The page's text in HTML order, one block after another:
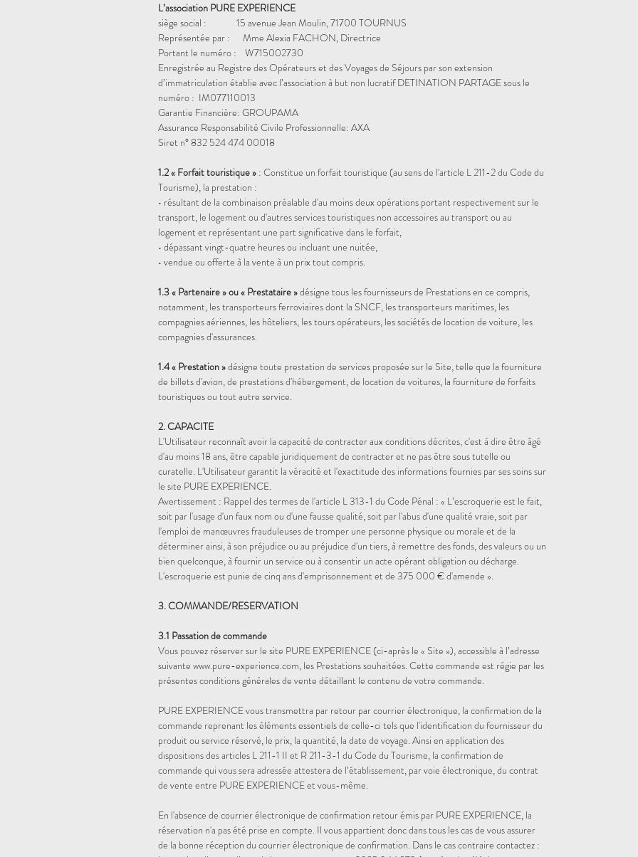
L’association PURE EXPERIENCE
siège social : 15 avenue Jean Moulin, 71700 TOURNUS
Représentée par : Mme Alexia FACHON, Directrice
Portant le numéro : W715002730
Enregistrée au Registre des Opérateurs et des Voyages de Séjours par son extension
d’immatriculation établie avec l’association à but non lucratif DETINATION PARTAGE sous le
numéro : IM077110013
Garantie Financière: GROUPAMA
Assurance Responsabilité Civile Professionnelle: AXA
Siret n° 832 524 474 00018
1.2 « Forfait touristique » : Constitue un forfait touristique (au sens de l'article L 211-2 du Code du
Tourisme), la prestation :
• résultant de la combinaison préalable d'au moins deux opérations portant respectivement sur le
transport, le logement ou d'autres services touristiques non accessoires au transport ou au
logement et représentant une part significative dans le forfait,
• dépassant vingt-quatre heures ou incluant une nuitée,
• vendue ou offerte à la vente à un prix tout compris.
1.3 « Partenaire » ou « Prestataire »désigne tous les fournisseurs de Prestations en ce compris,
notamment, les transporteurs ferroviaires dont la SNCF, les transporteurs maritimes, les
compagnies aériennes, les hôteliers, les tours opérateurs, les sociétés de location de voiture, les
compagnies d'assurances.
1.4 « Prestation »désigne toute prestation de services proposée sur le Site, telle que la fourniture
de billets d'avion, de prestations d'hébergement, de location de voitures, la fourniture de forfaits
touristiques ou tout autre service.
2. CAPACITE
L'Utilisateur reconnaît avoir la capacité de contracter aux conditions décrites, c'est à dire être âgé
d'au moins 18 ans, être capable juridiquement de contracter et ne pas être sous tutelle ou
curatelle. L'Utilisateur garantit la véracité et l'exactitude des informations fournies par ses soins sur
le site PURE EXPERIENCE.
Avertissement : Rappel des termes de l'article L 313-1 du Code Pénal : « L’escroquerie est le fait,
soit par l'usage d'un faux nom ou d'une fausse qualité, soit par l'abus d'une qualité vraie, soit par
l'emploi de manœuvres frauduleuses de tromper une personne physique ou morale et de la
déterminer ainsi, à son préjudice ou au préjudice d'un tiers, à remettre des fonds, des valeurs ou un
bien quelconque, à fournir un service ou à consentir un acte opérant obligation ou décharge.
L'escroquerie est punie de cinq ans d'emprisonnement et de 375 000 € d'amende ».
3. COMMANDE/RESERVATION
3.1 Passation de commande
Vous pouvez réserver sur le site PURE EXPERIENCE (ci-après le « Site »), accessible à l’adresse
suivante www.pure-experience.com, les Prestations souhaitées. Cette commande est régie par les
présentes conditions générales de vente détaillant le contenu de votre commande.
PURE EXPERIENCE vous transmettra par retour par courrier électronique, la confirmation de la
commande reprenant les éléments essentiels de celle-ci tels que l'identification du fournisseur du
produit ou service réservé, le prix, la quantité, la date de voyage. Ainsi en application des
dispositions des articles L 211-1 II et R 211-3-1 du Code du Tourisme, la confirmation de
commande qui vous sera adressée attestera de l’établissement, par voie électronique, du contrat
de vente entre PURE EXPERIENCE et vous-même.
En l'absence de courrier électronique de confirmation retour émis par PURE EXPERIENCE, la
réservation n'a pas été prise en compte. Il vous appartient donc dans tous les cas de vous assurer
de la bonne réception du courrier électronique de confirmation. Dans le cas contraire contactez :